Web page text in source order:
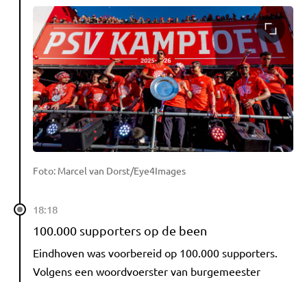
Foto: Marcel van Dorst/Eye4Images
18:18
100.000 supporters op de been
Eindhoven was voorbereid op 100.000 supporters.
Volgens een woordvoerster van burgemeester